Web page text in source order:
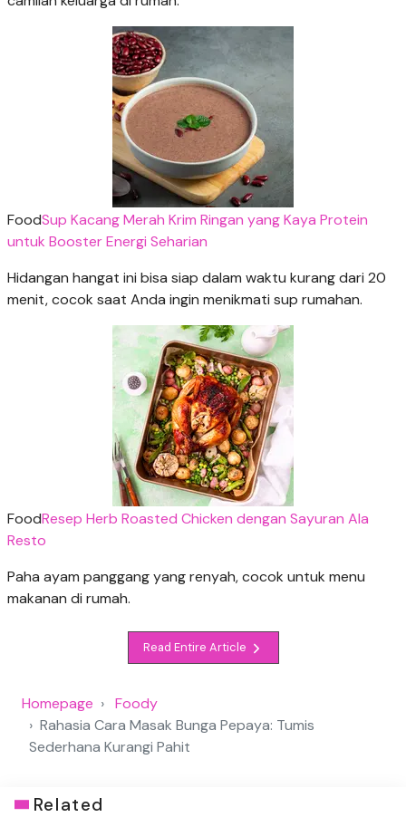
FoodSup Kacang Merah Krim Ringan yang Kaya Protein
untuk Booster Energi Seharian
Hidangan hangat ini bisa siap dalam waktu kurang dari 20
menit, cocok saat Anda ingin menikmati sup rumahan.
FoodResep Herb Roasted Chicken dengan Sayuran Ala
Resto
Paha ayam panggang yang renyah, cocok untuk menu
makanan di rumah.
Read Entire Article
Homepage
Foody
Rahasia Cara Masak Bunga Pepaya: Tumis
Sederhana Kurangi Pahit
Related